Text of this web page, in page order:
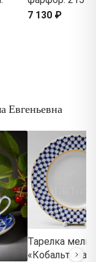
7 130 ₽
Евгеньевна
Тарелка
«Кобальтовая